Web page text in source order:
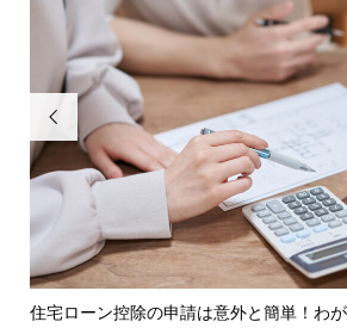

住宅ローン控除の申請は意外と簡単！わ